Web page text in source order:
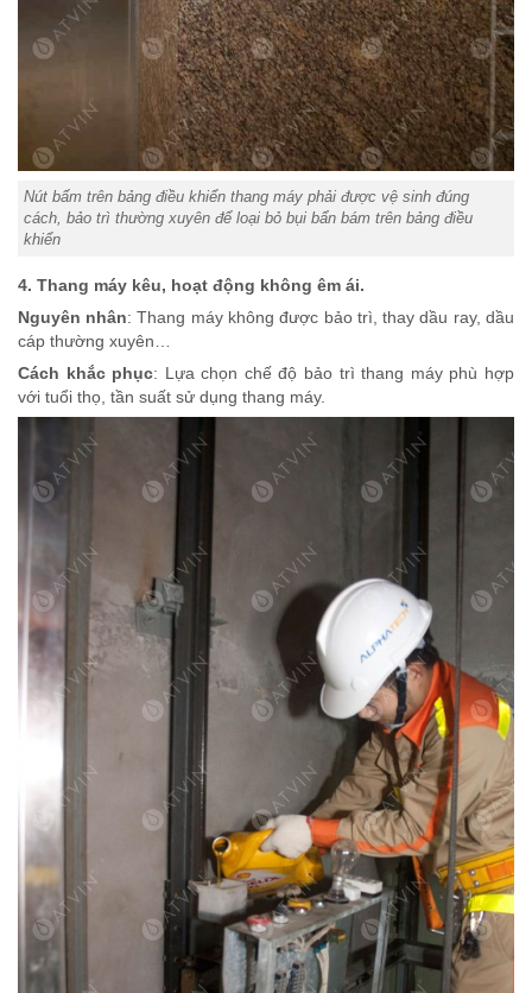
Nút bấm trên bảng điều khiển thang máy phải được vệ sinh đúng
cách, bảo trì thường xuyên để loại bỏ bụi bẩn bám trên bảng điều
khiển
4. Thang máy kêu, hoạt động không êm ái.
Nguyên nhân: Thang máy không được bảo trì, thay dầu ray, dầu
cáp thường xuyên…
Cách khắc phục: Lựa chọn chế độ bảo trì thang máy phù hợp
với tuổi thọ, tần suất sử dụng thang máy.